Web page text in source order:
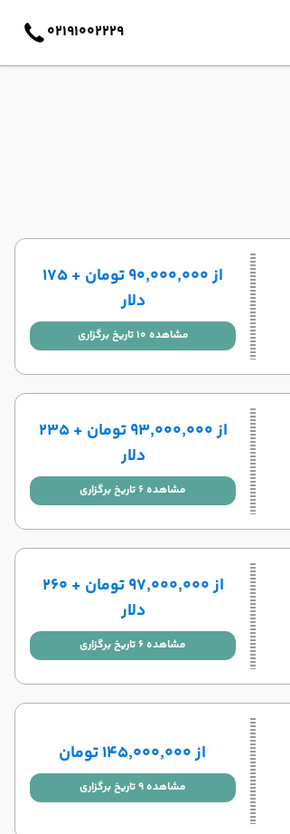
02191002229
از ۹۰٬۰۰۰٬۰۰۰ تومان + ۱۷۵
دلار
مشاهده 10 تاریخ برگزاری
از ۹۳٬۰۰۰٬۰۰۰ تومان + ۲۳۵
دلار
مشاهده 6 تاریخ برگزاری
از ۹۷٬۰۰۰٬۰۰۰ تومان + ۲۶۰
دلار
مشاهده 6 تاریخ برگزاری
از ۱۴۵٬۰۰۰٬۰۰۰ تومان
مشاهده 9 تاریخ برگزاری